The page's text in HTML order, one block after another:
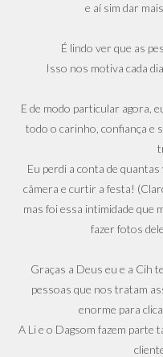
e aí sim dar
É lindo ver que as
Isso nos motiva cada
E de modo particular agora,
todo o carinho, confiança e
Eu perdi a conta de
câmera e curtir a festa!
mas foi essa intimidade que
fazer fotos
Graças a Deus eu e a Cih
pessoas que nos tratam
enorme para
A Li e o Dagsom fazem parte